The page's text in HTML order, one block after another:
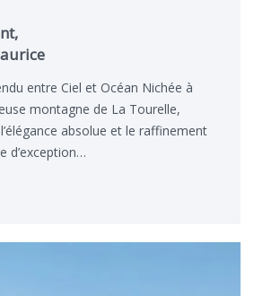
entre Ciel et Océan Nichée à
montagne de La Tourelle,
absolue et le raffinement
d’exception…